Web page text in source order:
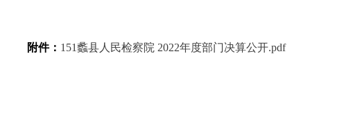
附件： 151蠡县人民检察院 2022年度部门决算公开.pdf